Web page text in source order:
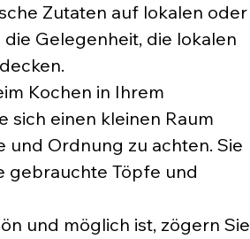
Zutaten auf lokalen oder
Gelegenheit, die lokalen
Kochen in Ihrem
sich einen kleinen Raum
und Ordnung zu achten. Sie
gebrauchte Töpfe und
und möglich ist, zögern Sie